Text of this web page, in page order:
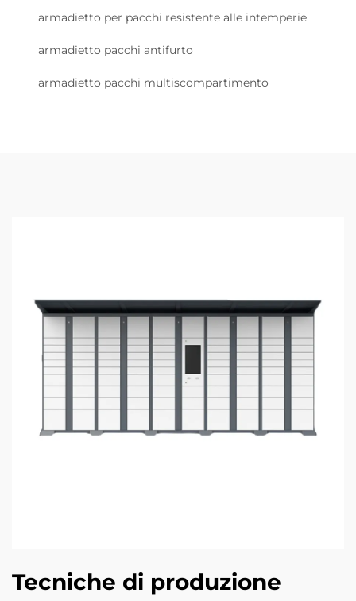
armadietto per pacchi resistente alle intemperie
armadietto pacchi antifurto
armadietto pacchi multiscompartimento
Tecniche di produzione